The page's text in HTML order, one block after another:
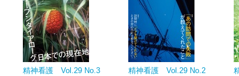
精神看護 Vol.29 No.3
精神看護 Vol.29 No.2